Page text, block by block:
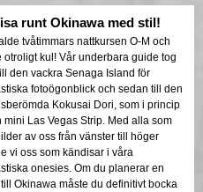
runt Okinawa med stil!
tvåtimmars nattkursen O-M och
otroligt kul! Vår underbara guide tog
den vackra Senaga Island för
fotoögonblick och sedan till den
Kokusai Dori, som i princip
mini Las Vegas Strip. Med alla som
av oss från vänster till höger
vi oss som kändisar i våra
onesies. Om du planerar en
Okinawa måste du definitivt bocka